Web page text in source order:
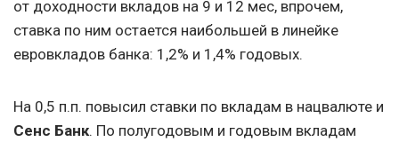
от доходности вкладов на 9 и 12 мес, впрочем,
ставка по ним остается наибольшей в линейке
евровкладов банка: 1,2% и 1,4% годовых.
На 0,5 п.п. повысил ставки по вкладам в нацвалюте и
Сенс Банк. По полугодовым и годовым вкладам